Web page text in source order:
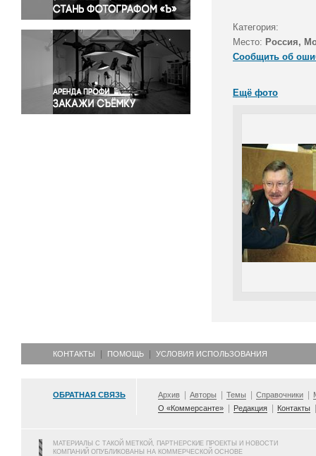
Религия
Светская жизнь
Спорт
Экология
Экономика и бизнес
Категория:
Место: Россия,
Сообщить об
Ещё фото
КОНТАКТЫ ПОМОЩЬ УСЛОВИЯ ИСПОЛЬЗОВАНИЯ
ОБРАТНАЯ СВЯЗЬ Архив Авторы Темы Справочники
О «Коммерсанте»
Редакция Контакты
МАТЕРИАЛЫ С ТАКОЙ МЕТКОЙ, ПАРТНЕРСКИЕ ПРОЕКТЫ И НОВОСТИ
КОМПАНИЙ ОПУБЛИКОВАНЫ НА КОММЕРЧЕСКОЙ ОСНОВЕ